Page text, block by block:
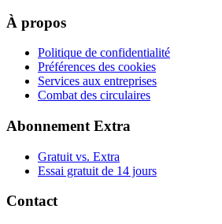
À propos
Politique de confidentialité
Préférences des cookies
Services aux entreprises
Combat des circulaires
Abonnement Extra
Gratuit vs. Extra
Essai gratuit de 14 jours
Contact